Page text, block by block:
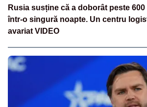
Rusia susține că a doborât peste
într-o singură noapte. Un centru
avariat VIDEO